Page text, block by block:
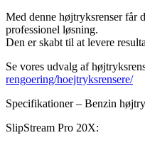
Med denne højtryksrenser får
professionel løsning.
Den er skabt til at levere
Se vores udvalg af
rengoering/hoejtryksrensere/
Specifikationer – Benzin
SlipStream Pro 20X: